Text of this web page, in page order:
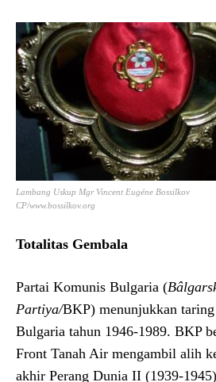
Lambang Uskup Mgr Vincent Eugéne Bossilkov
CP/www.bossilkov.org
Totalitas Gembala
Partai Komunis Bulgaria (
Partiya/BKP) menunjukkan
Bulgaria tahun 1946-1989. BKP
Front Tanah Air mengambil alih
akhir Perang Dunia II (1939-